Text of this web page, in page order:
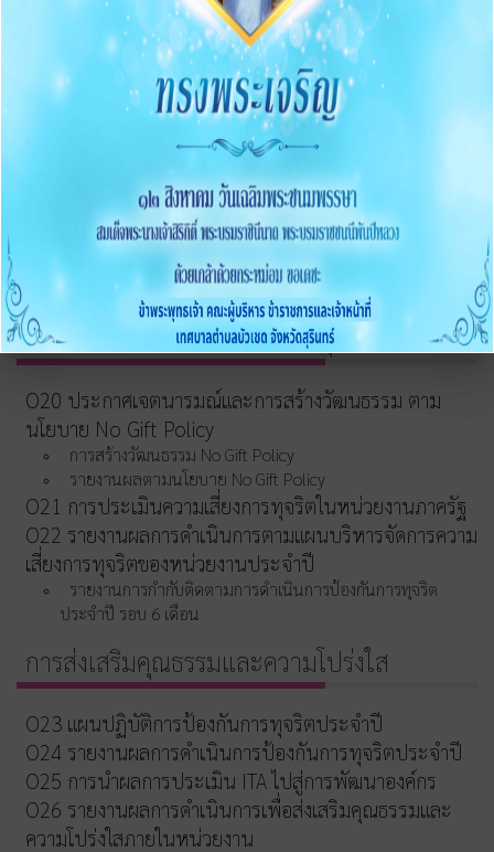
O15 ประมวลจริยธรรมและขับเคลื่อนจริยธรรม
การขับเคลื่อนจริยธรรม
การส่งเสริมความโปร่งใส
O16 แนวปฏิบัติการจัดการเรื่องร้องเรียนการทุจริตและ
ประพฤติมิชอบ
O17 ช่องทางแจ้งเรื่องร้องเรียนการทุจริต
O18 ข้อมูลสถิติเรื่องร้องเรียนการทุจริตประจำปี
O19 การเปิดโอกาสให้มีส่วนร่วม
การดำเนินการเพื่อป้องกันการทุจริต
O20 ประกาศเจตนารมณ์และการสร้างวัฒนธรรม ตาม
นโยบาย No Gift Policy
การสร้างวัฒนธรรม No Gift Policy
รายงานผลตามนโยบาย No Gift Policy
O21 การประเมินความเสี่ยงการทุจริตในหน่วยงานภาครัฐ
O22 รายงานผลการดำเนินการตามแผนบริหารจัดการความ
เสี่ยงการทุจริตของหน่วยงานประจำปี
รายงานการกำกับติดตามการดำเนินการป้องกันการทุจริต
ประจำปี รอบ 6 เดือน
การส่งเสริมคุณธรรมและความโปร่งใส
O23 แผนปฏิบัติการป้องกันการทุจริตประจำปี
O24 รายงานผลการดำเนินการป้องกันการทุจริตประจำปี
O25 การนำผลการประเมิน ITA ไปสู่การพัฒนาองค์กร
O26 รายงานผลการดำเนินการเพื่อส่งเสริมคุณธรรมและ
ความโปร่งใสภายในหน่วยงาน